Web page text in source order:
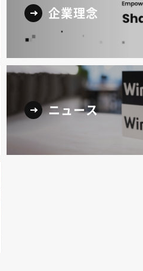
企業理念
ニュース